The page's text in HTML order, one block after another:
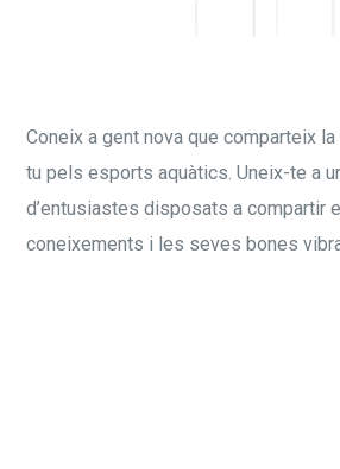
Coneix a gent nova que comparteix
tu pels esports aquàtics. Uneix-te a
d’entusiastes disposats a compartir
coneixements i les seves bones